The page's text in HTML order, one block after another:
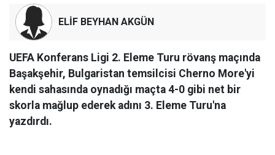
ELİF BEYHAN AKGÜN
UEFA Konferans Ligi 2. Eleme Turu rövanş maçında
Başakşehir, Bulgaristan temsilcisi Cherno More'yi
kendi sahasında oynadığı maçta 4-0 gibi net bir
skorla mağlup ederek adını 3. Eleme Turu'na
yazdırdı.